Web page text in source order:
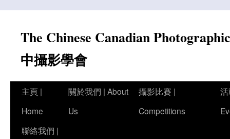
contentThe Chinese Canadian
中攝影學會
主頁 |
Home
關於我們 | About
Us
攝影比賽 |
Competitions
聯絡我們 |